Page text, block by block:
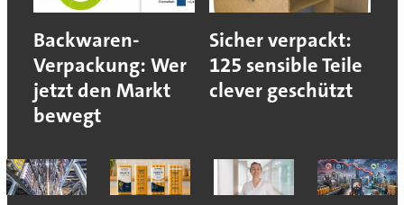
Backwaren-
Verpackung: Wer
jetzt den Markt
bewegt
Sicher verpackt:
125 sensible Teile
clever geschützt